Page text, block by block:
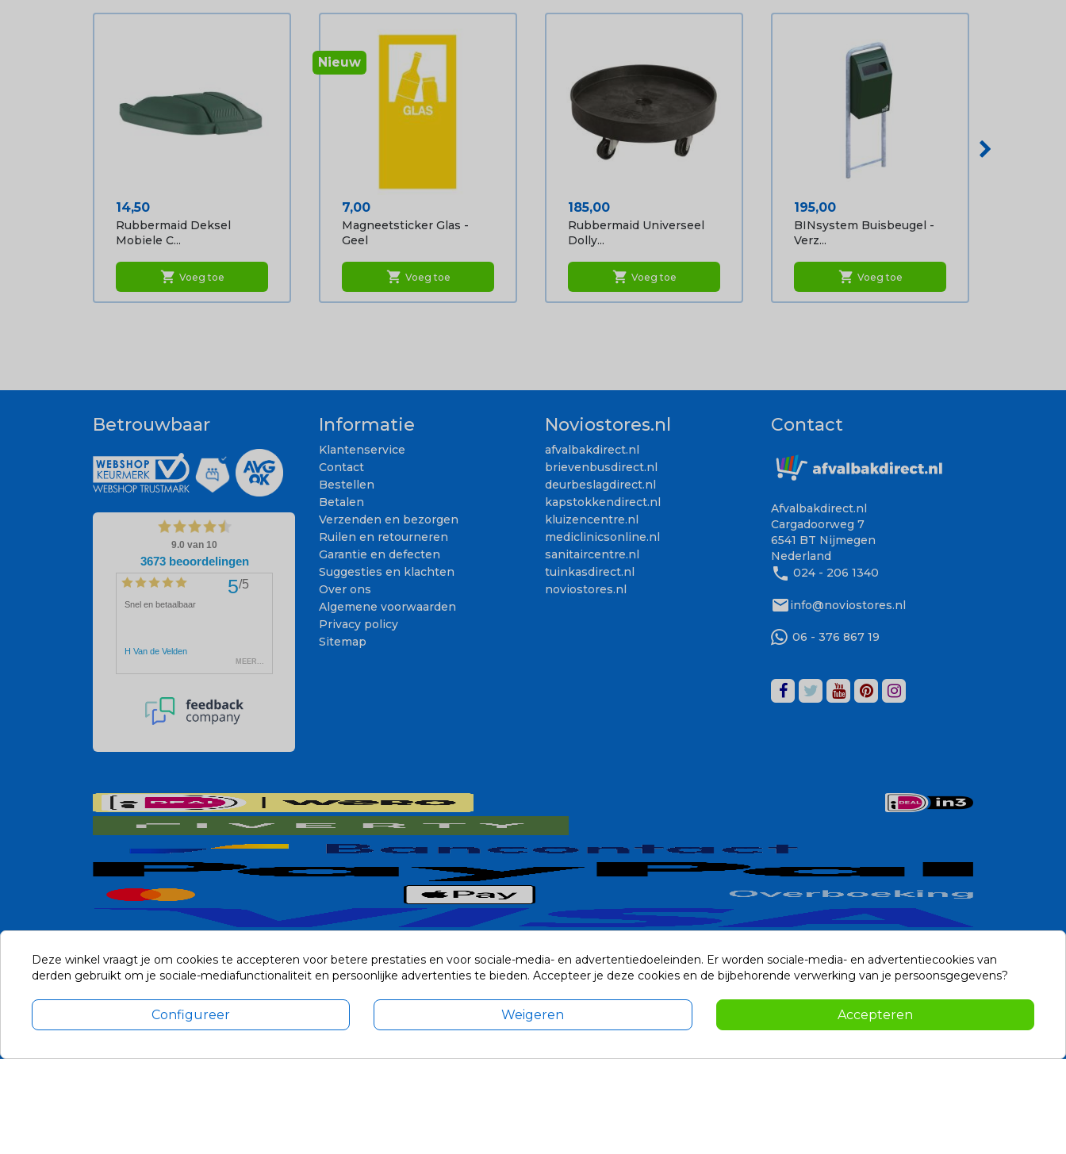
Prijs
14,50
Rubbermaid Deksel
Mobiele C...
shopping_cart Voeg toe
Prijs
7,00
Magneetsticker Glas -
Geel
shopping_cart Voeg toe
Nieuw
Prijs
185,00
Rubbermaid Universeel
Dolly...
shopping_cart Voeg toe
Prijs
195,00
BINsystem Buisbeugel -
Verz...
shopping_cart Voeg toe
Betrouwbaar Informatie
Klantenservice
Contact
Bestellen
Betalen
Verzenden en bezorgen
Ruilen en retourneren
Garantie en defecten
Suggesties en klachten
Over ons
Algemene voorwaarden
Privacy policy
Sitemap
Noviostores.nl
afvalbakdirect.nl
brievenbusdirect.nl
deurbeslagdirect.nl
kapstokkendirect.nl
kluizencentre.nl
mediclinicsonline.nl
sanitaircentre.nl
tuinkasdirect.nl
noviostores.nl
Contact
Afvalbakdirect.nl
Cargadoorweg 7
6541 BT Nijmegen
Nederland
phone 024 - 206 1340
mailinfo@noviostores.nl
06 - 376 867 19
Alle prijzen zijn in Euro, inclusief BTW en andere heffingen en exclusief eventuele verzendkosten.
© 2014-2026 Noviostores.nl. Alle rechten voorbehouden.
Deze winkel vraagt je om cookies te accepteren voor betere prestaties en voor sociale-media- en advertentiedoeleinden. Er worden sociale-media- en advertentiecookies van
derden gebruikt om je sociale-mediafunctionaliteit en persoonlijke advertenties te bieden. Accepteer je deze cookies en de bijbehorende verwerking van je persoonsgegevens?
Configureer Weigeren Accepteren